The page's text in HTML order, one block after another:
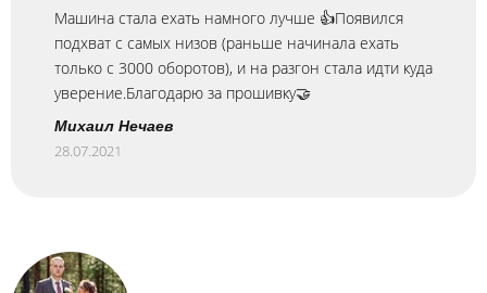
Машина стала ехать намного лучше 👍Появился
подхват с самых низов (раньше начинала ехать
только с 3000 оборотов), и на разгон стала идти куда
уверение.Благодарю за прошивку🤝
Михаил Нечаев
28.07.2021